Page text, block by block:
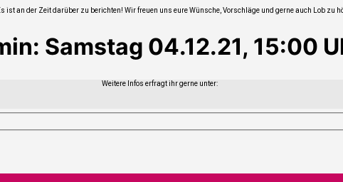
an der Zeit dar­über zu berich­ten! Wir freu­en uns eure Wün­sche, Vor­schlä­ge und ger­ne auch Lob zu
Sams­tag 04.12.21, 15:00
Wei­te­re Infos erfragt ihr ger­ne unter: